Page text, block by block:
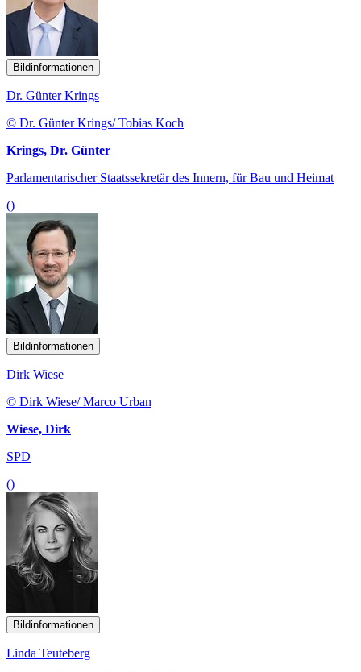
Bildinformationen
Dr. Günter Krings
© Dr. Günter Krings/ Tobias Koch
Krings, Dr. Günter
Parlamentarischer Staatssekretär des Innern, für Bau und Heimat
()
Bildinformationen
Dirk Wiese
© Dirk Wiese/ Marco Urban
Wiese, Dirk
SPD
()
Bildinformationen
Linda Teuteberg